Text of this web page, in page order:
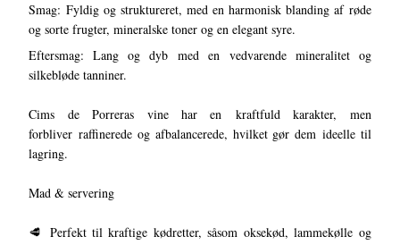
Smag: Fyldig og struktureret, med en harmonisk blanding af røde
og sorte frugter, mineralske toner og en elegant syre.
Eftersmag: Lang og dyb med en vedvarende mineralitet og
silkebløde tanniner.
Cims de Porreras vine har en kraftfuld karakter, men
forbliver raffinerede og afbalancerede, hvilket gør dem ideelle til
lagring.
Mad & servering
🥩 Perfekt til kraftige kødretter, såsom oksekød, lammekølle og